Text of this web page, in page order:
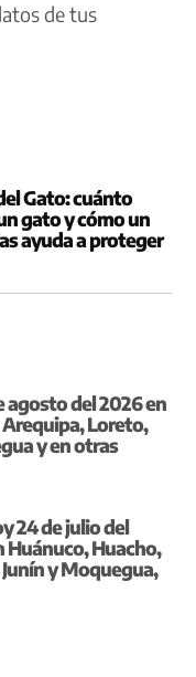
de tus
Gato: cuánto
gato y cómo un
ayuda a proteger
agosto del 2026 en
Arequipa, Loreto,
y en otras
24 de julio del
Huánuco, Huacho,
y Moquegua,